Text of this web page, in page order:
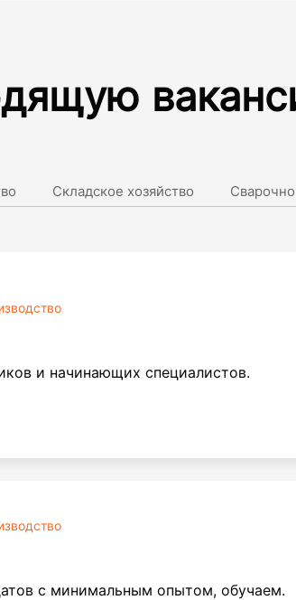
Складское хозяйство
и начинающих специалистов.
с минимальным опытом, обучаем.